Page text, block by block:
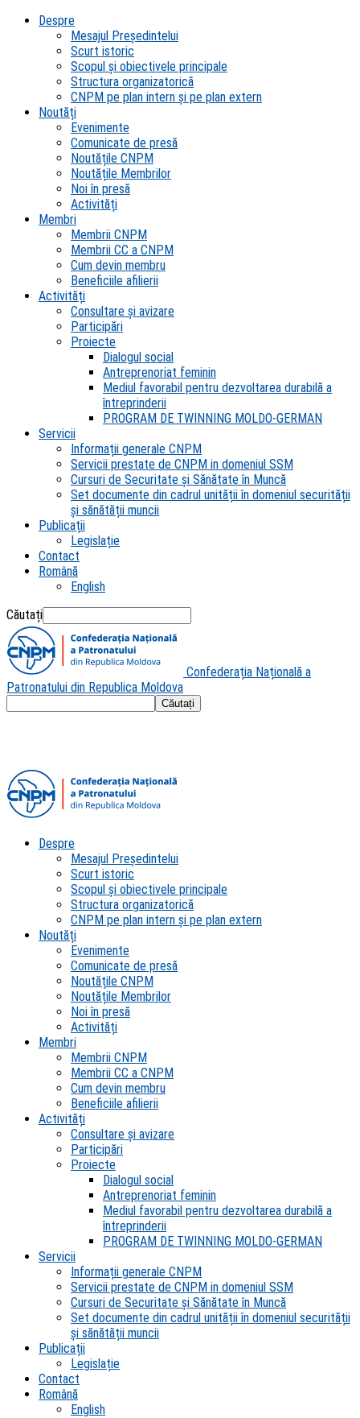
Despre
Mesajul Președintelui
Scurt istoric
Scopul şi obiectivele principale
Structura organizatorică
CNPM pe plan intern şi pe plan extern
Noutăți
Evenimente
Comunicate de presă
Noutățile CNPM
Noutățile Membrilor
Noi în presă
Activități
Membri
Membrii CNPM
Membrii CC a CNPM
Cum devin membru
Beneficiile afilierii
Activități
Consultare și avizare
Participări
Proiecte
Dialogul social
Antreprenoriat feminin
Mediul favorabil pentru dezvoltarea durabilă a
întreprinderii
PROGRAM DE TWINNING MOLDO-GERMAN
Servicii
Informații generale CNPM
Servicii prestate de CNPM in domeniul SSM
Cursuri de Securitate și Sănătate în Muncă
Set documente din cadrul unității în domeniul securității
și sănătății muncii
Publicații
Legislație
Contact
Română
English
Căutați
Confederația Națională a
Patronatului din Republica Moldova
Despre
Mesajul Președintelui
Scurt istoric
Scopul şi obiectivele principale
Structura organizatorică
CNPM pe plan intern şi pe plan extern
Noutăți
Evenimente
Comunicate de presă
Noutățile CNPM
Noutățile Membrilor
Noi în presă
Activități
Membri
Membrii CNPM
Membrii CC a CNPM
Cum devin membru
Beneficiile afilierii
Activități
Consultare și avizare
Participări
Proiecte
Dialogul social
Antreprenoriat feminin
Mediul favorabil pentru dezvoltarea durabilă a
întreprinderii
PROGRAM DE TWINNING MOLDO-GERMAN
Servicii
Informații generale CNPM
Servicii prestate de CNPM in domeniul SSM
Cursuri de Securitate și Sănătate în Muncă
Set documente din cadrul unității în domeniul securității
și sănătății muncii
Publicații
Legislație
Contact
Română
English